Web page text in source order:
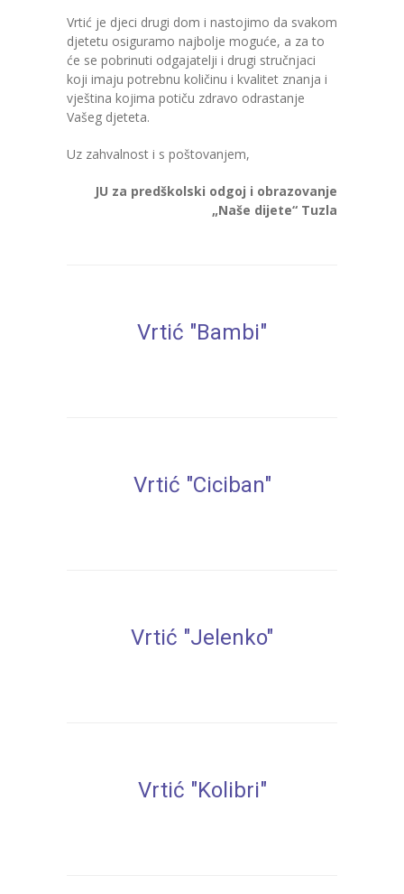
---- Osnovni elementi ugovora
---- Odluke o izboru i poništenju
---- Nabavka usluga iz anexa II dio B
-- Edukacije za roditelje
-- Jelovnik za djecu
Mala škola sporta
Vrtić je djeci drugi dom i nastojimo da svakom
djetetu osiguramo najbolje moguće, a za to
će se pobrinuti odgajatelji i drugi stručnjaci
koji imaju potrebnu količinu i kvalitet znanja i
vještina kojima potiču zdravo odrastanje
Vašeg djeteta.
Uz zahvalnost i s poštovanjem,
JU za predškolski odgoj i obrazovanje
„Naše dijete“ Tuzla
Vrtić "Bambi"
Vrtić "Ciciban"
Vrtić "Jelenko"
Vrtić "Kolibri"